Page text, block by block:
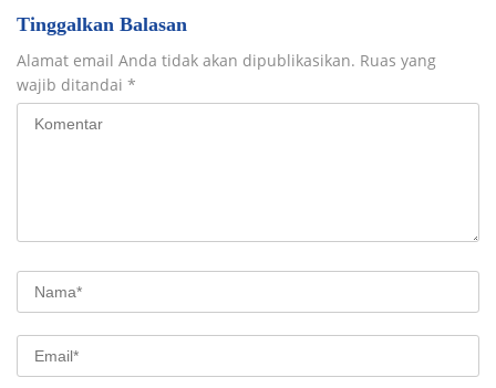
Tinggalkan Balasan
Alamat email Anda tidak akan dipublikasikan. Ruas yang
wajib ditandai *